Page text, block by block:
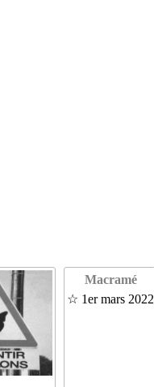
Macramé
☆ 1er mars 2022